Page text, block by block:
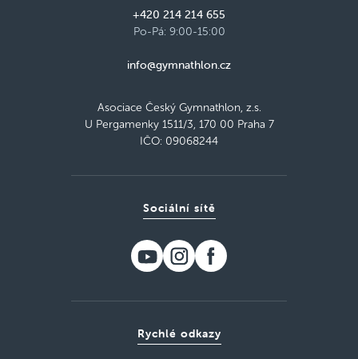
+420 214 214 655
Po-Pá: 9:00-15:00
info@gymnathlon.cz
Asociace Český Gymnathlon, z.s.
U Pergamenky 1511/3, 170 00 Praha 7
IČO: 09068244
Rychlé odkazy
Sociální sítě